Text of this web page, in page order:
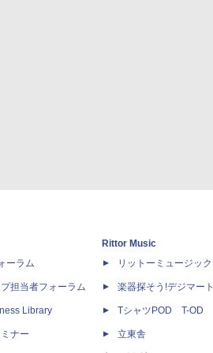
ーラム
担当者フォーラム
Library
ナー
Rittor Music
リットーミュージック
楽器探そう!デジマート
TシャツPOD T-OD
立東舎